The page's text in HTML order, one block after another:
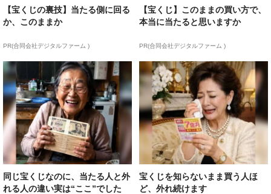
【宝くじの裏技】当たる側に回る
か、このままか
PR(合同会社デジタルファーム )
【宝くじ】このままの買い方で、
本当に当たると思いますか
PR(合同会社デジタルファーム )
同じ宝くじなのに、当たる人と外
れる人の違い実は“ここ”でした
宝くじを知らないまま買う人ほ
ど、外れ続けます